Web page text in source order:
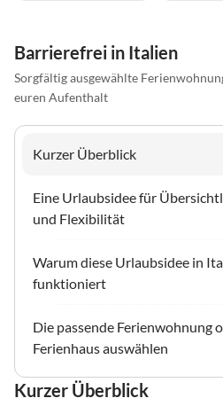
Barrierefrei in Italien
Sorgfältig ausgewählte
euren Aufenthalt
Kurzer Überblick
Eine Urlaubsidee für
und Flexibilität
Warum diese Urlaubsidee in
funktioniert
Die passende Ferienwohnung
Ferienhaus auswählen
Kurzer Überblick